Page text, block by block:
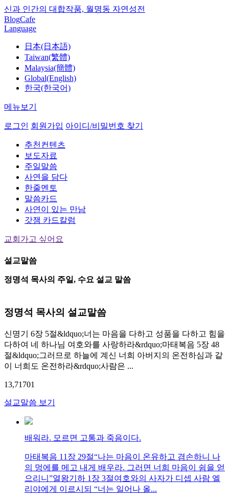
신과 인간의 대합작품, 월명동 자연성전
BlogCafe
Language
日本(日本語)
Taiwan(繁體)
Malaysia(簡體)
Global(English)
한국(한국어)
메뉴보기
로그인 회원가입 아이디/비밀번호 찾기
추천컨텐츠
보도자료
주일말씀
사연을 담다
한줄멘토
말씀카드
사연이 있는 만남
갓잼 카드칼럼
교회가고 싶어요
설교말씀
정명석 목사의 주일, 수요 설교 말씀
정명석 목사의 설교말씀
신명기 6장 5절&ldquo;너는 마음을 다하고 성품을 다하고 힘을
다하여 네 하나님 여호와를 사랑하라&rdquo;마태복음 5장 48
절&ldquo;그러므로 하늘에 계신 너희 아버지의 온전하심과 같
이 너희도 온전하라&rdquo;사람은 ...
13,71701
설교말씀 보기
배워라. 모르면 고통과 죽음이다.
마태복음 11장 29절“나는 마음이 온유하고 겸손하니 나
의 멍에를 메고 내게 배우라. 그러면 너희 마음이 쉼을 얻
으리니”열왕기하 1장 3절여호와의 사자가 디셉 사람 엘
리야에게 이르시되 “너는 일어나 올...